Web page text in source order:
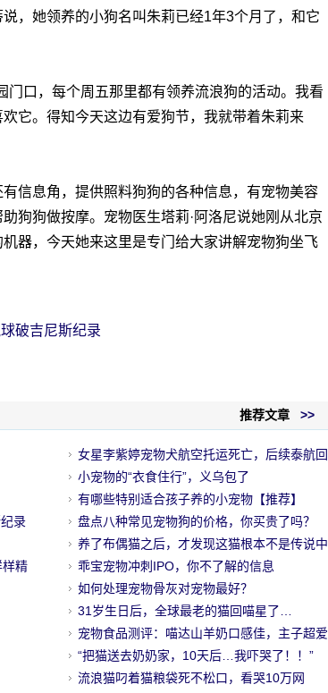
，她领养的小狗名叫朱莉已经1年3个月了，和它
门口，每个周五那里都有领养流浪狗的活动。我看
它。得知今天这边有爱狗节，我就带着朱莉来
信息角，提供照料狗狗的各种信息，有宠物美容
狗狗做按摩。宠物医生塔莉·阿洛尼说她刚从北京
器，今天她来这里是专门给大家讲解宠物狗坐飞
破吉尼斯纪录
推荐文章 >>
女星李紫婷宠物犬航空托运死亡，后续泰航回
应
小宠物的“衣食住行”，义乌包了
有哪些特别适合孩子养的小宠物【推荐】
盘点八种常见宠物狗的价格，你买贵了吗？
养了布偶猫之后，才发现这猫根本不是传说中
的那么回事
乖宝宠物冲刺IPO，你不了解的信息
如何处理宠物骨灰对宠物最好？
31岁生日后，全球最老的猫回喵星了…
宠物食品测评：喵达山羊奶口感佳，主子超爱
喝！
“把猫送去奶奶家，10天后…我吓哭了！！”
流浪猫叼着猫粮袋死不松口，看哭10万网
录
样精